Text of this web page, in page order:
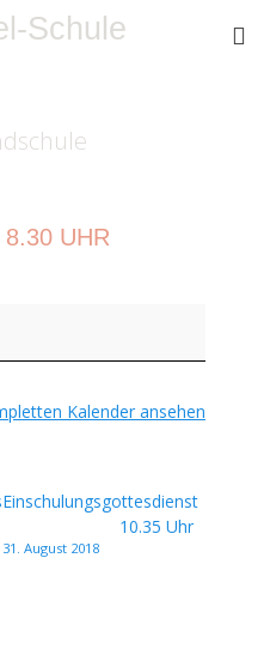
Schule
UHR
Kalender ansehen
Einschulungsgottesdienst
10.35 Uhr
31. August 2018